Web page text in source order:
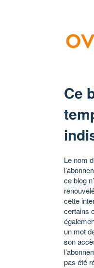
Ce
Le nom
ce blog
cette
certains
un mot
son
pas été